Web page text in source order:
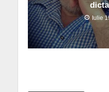
Iulie